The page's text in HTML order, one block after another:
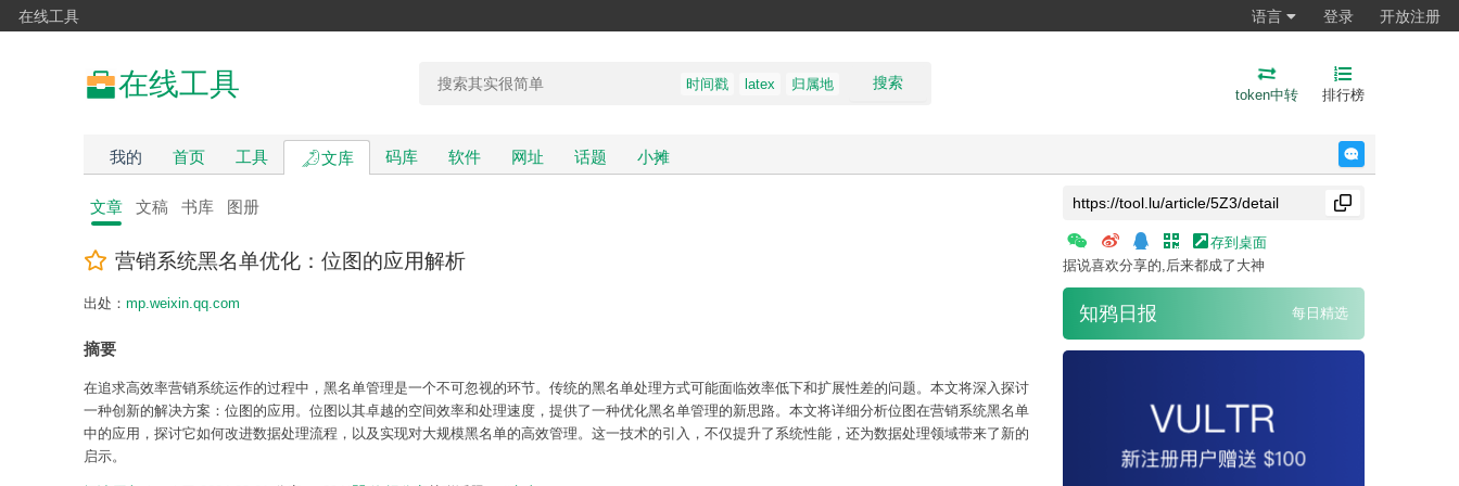
在线工具 语言 登录 开放注册
在线工具 搜索
时间戳 latex 归属地
token中转 排行榜
我的 首页 工具 文库 码库 软件 网址 话题 小摊
文章 文稿 书库 图册
营销系统黑名单优化：位图的应用解析
出处： mp.weixin.qq.com
摘要
在追求高效率营销系统运作的过程中，黑名单管理是一个不可忽视的环节。传统的黑名单处理方式可能面临效率低下和扩展性差的问题。本文将深入探讨
一种创新的解决方案：位图的应用。位图以其卓越的空间效率和处理速度，提供了一种优化黑名单管理的新思路。本文将详细分析位图在营销系统黑名单
中的应用，探讨它如何改进数据处理流程，以及实现对大规模黑名单的高效管理。这一技术的引入，不仅提升了系统性能，还为数据处理领域带来了新的
启示。
存到桌面
据说喜欢分享的,后来都成了大神
知鸦日报 每日精选